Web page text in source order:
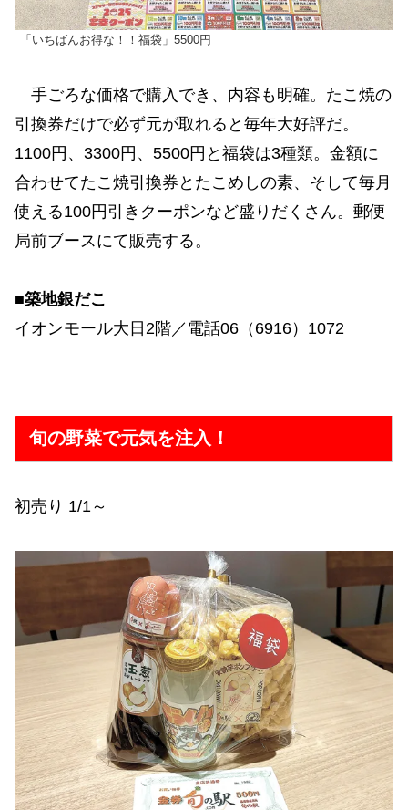
「いちばんお得な！！福袋」5500円
手ごろな価格で購入でき、内容も明確。たこ焼の
引換券だけで必ず元が取れると毎年大好評だ。
1100円、3300円、5500円と福袋は3種類。金額に
合わせてたこ焼引換券とたこめしの素、そして毎月
使える100円引きクーポンなど盛りだくさん。郵便
局前ブースにて販売する。
■築地銀だこ
イオンモール大日2階／電話06（6916）1072
旬の野菜で元気を注入！
初売り 1/1～